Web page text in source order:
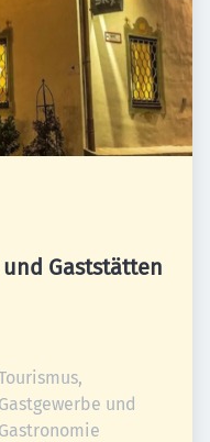
Gaststätten
Gastgewerbe und
Gastronomie